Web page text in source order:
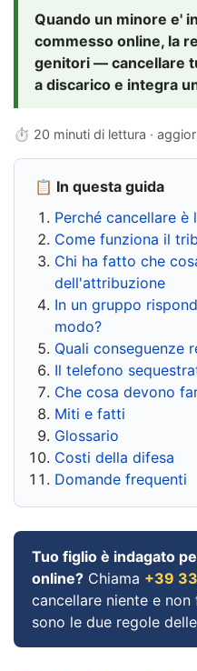
Quando un minore e'
commesso online, la
genitori — cancellare
a discarico e integra
⏱ 20 minuti di lettura ·
📋 In questa guida
Perché cancellare
Come funziona il
Chi ha fatto che
dell'attribuzione
In un gruppo
modo?
Quali conseguenze
Il telefono
Che cosa devono
Miti e fatti
Glossario
Costi della difesa
Domande frequenti
Tuo figlio è indagato
online? Chiama +39
cancellare niente e
sono le due regole